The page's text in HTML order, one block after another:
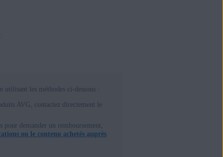
utilisant les méthodes ci-dessous :
AVG, contactez directement le
demander un remboursement,
ou le contenu achetés auprès